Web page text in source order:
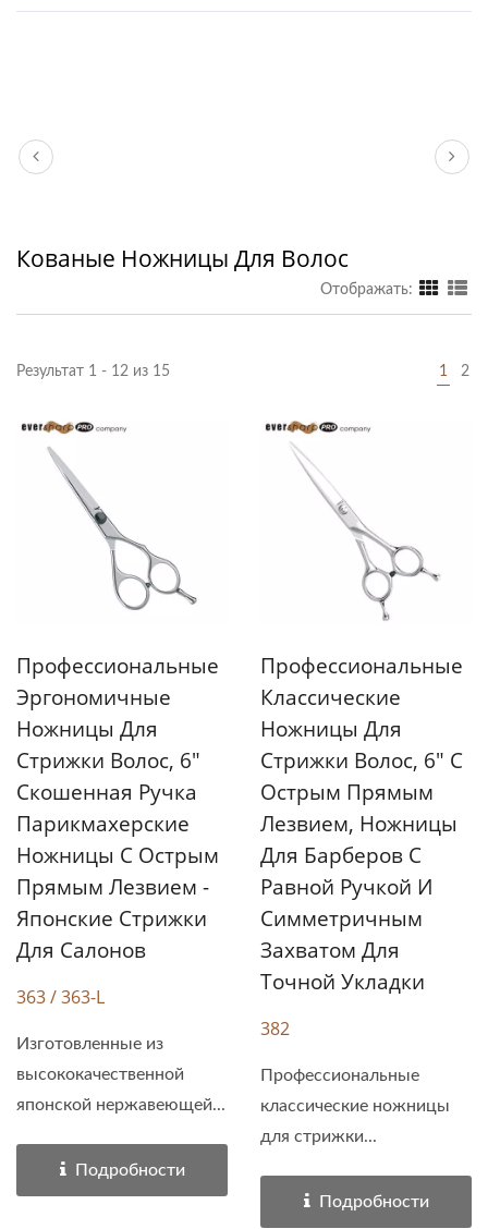
Кованые Ножницы Для Волос
Отображать:
Результат 1 - 12 из 15 1 2
Профессиональные
Эргономичные
Ножницы Для
Стрижки Волос, 6"
Скошенная Ручка
Парикмахерские
Ножницы С Острым
Прямым Лезвием -
Японские Стрижки
Для Салонов
363 / 363-L
Изготовленные из
высококачественной
японской нержавеющей...
Подробности
Профессиональные
Классические
Ножницы Для
Стрижки Волос, 6" С
Острым Прямым
Лезвием, Ножницы
Для Барберов С
Равной Ручкой И
Симметричным
Захватом Для
Точной Укладки
382
Профессиональные
классические ножницы
для стрижки...
Подробности